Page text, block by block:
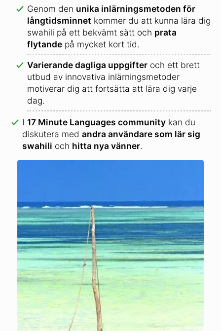
Genom den unika inlärningsmetoden för
långtidsminnet kommer du att kunna lära dig
swahili på ett bekvämt sätt och prata
flytande på mycket kort tid.
Varierande dagliga uppgifter och ett brett
utbud av innovativa inlärningsmetoder
motiverar dig att fortsätta att lära dig varje
dag.
I 17 Minute Languages community kan du
diskutera med andra användare som lär sig
swahili och hitta nya vänner.